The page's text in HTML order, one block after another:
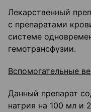
Лекарственный
с препаратами
системе
гемотрансфузии.
Вспомогательные
Данный препарат
натрия на 100 мл и